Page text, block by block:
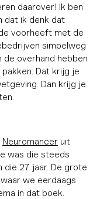
daarover! Ik ben
dat ik denk dat
voorheeft met de
simpelweg
de overhand hebben
Dat krijg je
Dan krijg je
Neuromancer uit
was die steeds
die 27 jaar. De grote
we eerdaags
in dat boek.